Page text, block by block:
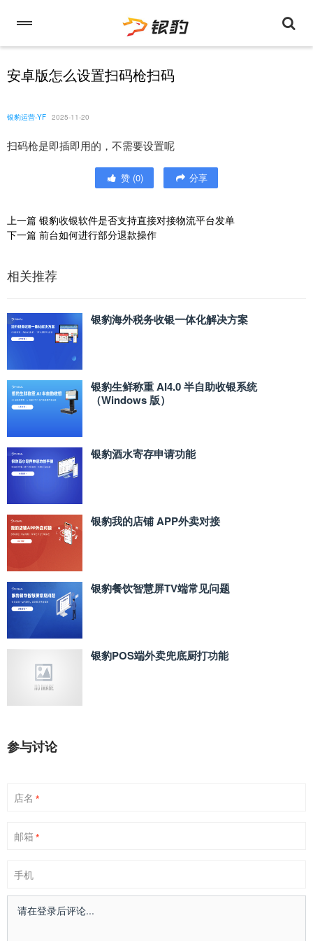
安卓版怎么设置扫码枪扫码
银豹运营-YF 2025-11-20
扫码枪是即插即用的，不需要设置呢
赞 (0) 分享
上一篇 银豹收银软件是否支持直接对接物流平台发单
下一篇 前台如何进行部分退款操作
相关推荐
银豹海外税务收银一体化解决方案
银豹生鲜称重 AI4.0 半自助收银系统
（Windows 版）
银豹酒水寄存申请功能
银豹我的店铺 APP外卖对接
银豹餐饮智慧屏TV端常见问题
银豹POS端外卖兜底厨打功能
参与讨论
店名 *
邮箱 *
手机